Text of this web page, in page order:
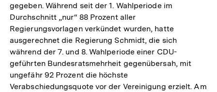
gegeben. Während seit der 1. Wahlperiode im
Durchschnitt „nur“ 88 Prozent aller
Regierungsvorlagen verkündet wurden, hatte
ausgerechnet die Regierung Schmidt, die sich
während der 7. und 8. Wahlperiode einer CDU-
geführten Bundesratsmehrheit gegenübersah, mit
ungefähr 92 Prozent die höchste
Verabschiedungsquote vor der Vereinigung erzielt. Am